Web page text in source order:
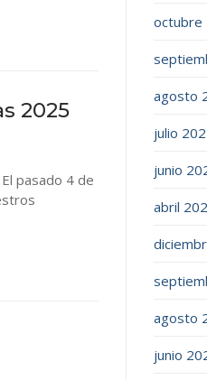
2025
pasado 4 de
octubre
agosto
julio
junio
abril
agosto
junio